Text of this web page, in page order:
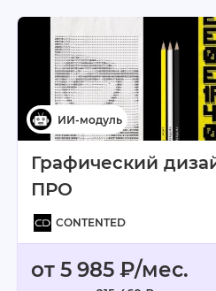
Графический
ПРО
CONTENTED
от 5 985 ₽/мес.